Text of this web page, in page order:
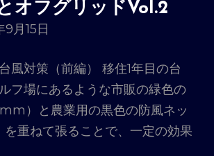
オフグリッドVol.2
9月15日
風対策（前編） 移住1年目の台
フ場にあるような市販の緑色の
）と農業用の黒色の防風ネッ
重ねて張ることで、一定の効果